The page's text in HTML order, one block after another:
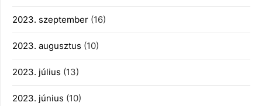
2023. szeptember (16)
2023. augusztus (10)
2023. július (13)
2023. június (10)